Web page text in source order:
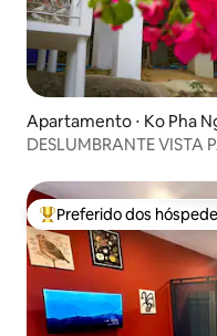
Apartamento ⋅ Ko Pha
DESLUMBRANTE VISTA
Entre os melhores
Preferido dos